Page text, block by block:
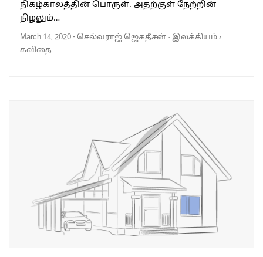
நிகழ்காலத்தின் பொருள். அதற்குள் நேற்றின்
நிழலும்…
March 14, 2020-செல்வராஜ் ஜெகதீசன் · இலக்கியம்›
கவிதை